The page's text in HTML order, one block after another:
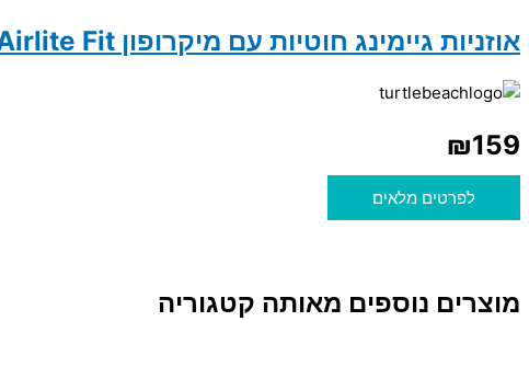
אוזניות גיימינג חוטיות עם מיקרופון Turtle Beach Airlite Fit
₪159
לפרטים מלאים
מוצרים נוספים מאותה קטגוריה